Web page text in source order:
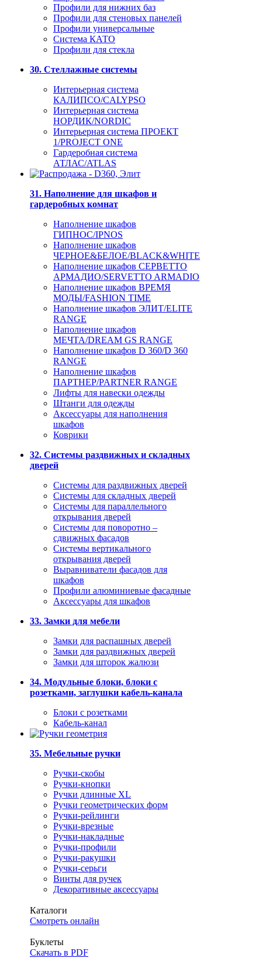
Профили для нижних баз
Профили для стеновых панелей
Профили универсальные
Система КАТО
Профили для стекла
30. Стеллажные системы
Интерьерная система
КАЛИПСО/CALYPSO
Интерьерная система
НОРДИК/NORDIC
Интерьерная система ПРОЕКТ
1/PROJECT ONE
Гардеробная система
АТЛАС/ATLAS
31. Наполнение для шкафов и
гардеробных комнат
Наполнение шкафов
ГИПНОС/IPNOS
Наполнение шкафов
ЧЕРНОЕ&БЕЛОЕ/BLACK&WHITE
Наполнение шкафов СЕРВЕТТО
АРМАДИО/SERVETTO ARMADIO
Наполнение шкафов ВРЕМЯ
МОДЫ/FASHION TIME
Наполнение шкафов ЭЛИТ/ELITE
RANGE
Наполнение шкафов
МЕЧТА/DREAM GS RANGE
Наполнение шкафов D 360/D 360
RANGE
Наполнение шкафов
ПАРТНЕР/PARTNER RANGE
Лифты для навески одежды
Штанги для одежды
Аксессуары для наполнения
шкафов
Коврики
32. Системы раздвижных и складных
дверей
Системы для раздвижных дверей
Системы для складных дверей
Системы для параллельного
открывания дверей
Системы для поворотно –
сдвижных фасадов
Системы вертикального
открывания дверей
Выравниватели фасадов для
шкафов
Профили алюминиевые фасадные
Аксессуары для шкафов
33. Замки для мебели
Замки для распашных дверей
Замки для раздвижных дверей
Замки для шторок жалюзи
34. Модульные блоки, блоки с
розетками, заглушки кабель-канала
Блоки с розетками
Кабель-канал
35. Мебельные ручки
Ручки-скобы
Ручки-кнопки
Ручки длинные XL
Ручки геометрических форм
Ручки-рейлинги
Ручки-врезные
Ручки-накладные
Ручки-профили
Ручки-ракушки
Ручки-серьги
Винты для ручек
Декоративные аксессуары
Каталоги
Смотреть онлайн
Буклеты
Скачать в PDF